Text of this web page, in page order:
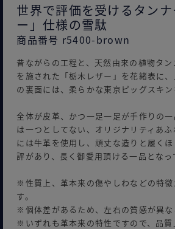
世界で評価を受けるタン
ー」仕様の雪駄
商品番号 r5400-brown
昔ながらの工程と、天然由来の植物タ
を施された「栃木レザー」を花緒表に
の裏面には、柔らかな東京ピッグスキン
全体が皮革、かつ一足一足が手作りの
は一つとしてない、オリジナリティあ
には牛革を使用し、頑丈な造りと履く
評があり、長く御愛用頂ける一品となっ
※性質上、革本来の傷やしわなどの特徴
す。
※個体差があるため、左右の質感が異な
※いずれも革本来の特性ですので、品質